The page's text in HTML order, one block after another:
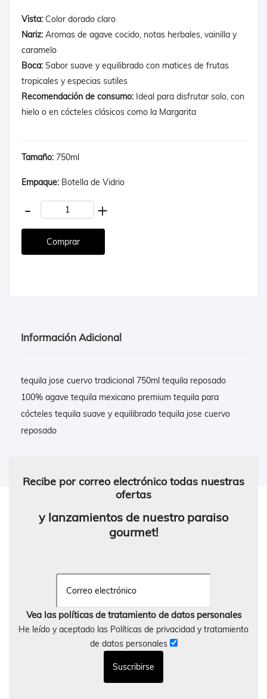
Vista: Color dorado claro
Nariz: Aromas de agave cocido, notas herbales, vainilla y
caramelo
Boca: Sabor suave y equilibrado con matices de frutas
tropicales y especias sutiles
Recomendación de consumo: Ideal para disfrutar solo, con
hielo o en cócteles clásicos como la Margarita
Tamaño: 750ml
Empaque: Botella de Vidrio
- +
Información Adicional
tequila jose cuervo tradicional 750ml tequila reposado
100% agave tequila mexicano premium tequila para
cócteles tequila suave y equilibrado tequila jose cuervo
reposado
Recibe por correo electrónico todas nuestras
ofertas
y lanzamientos de nuestro paraiso
gourmet!
Vea las políticas de tratamiento de datos personales
He leído y aceptado las Políticas de privacidad y tratamiento
de datos personales